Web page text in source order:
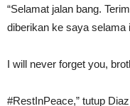
“Selamat jalan bang.
diberikan ke saya selama
I will never forget you,
#RestInPeace,” tutup